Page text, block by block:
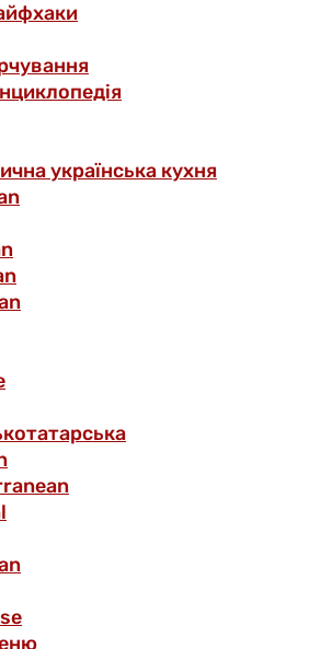
українська кухня